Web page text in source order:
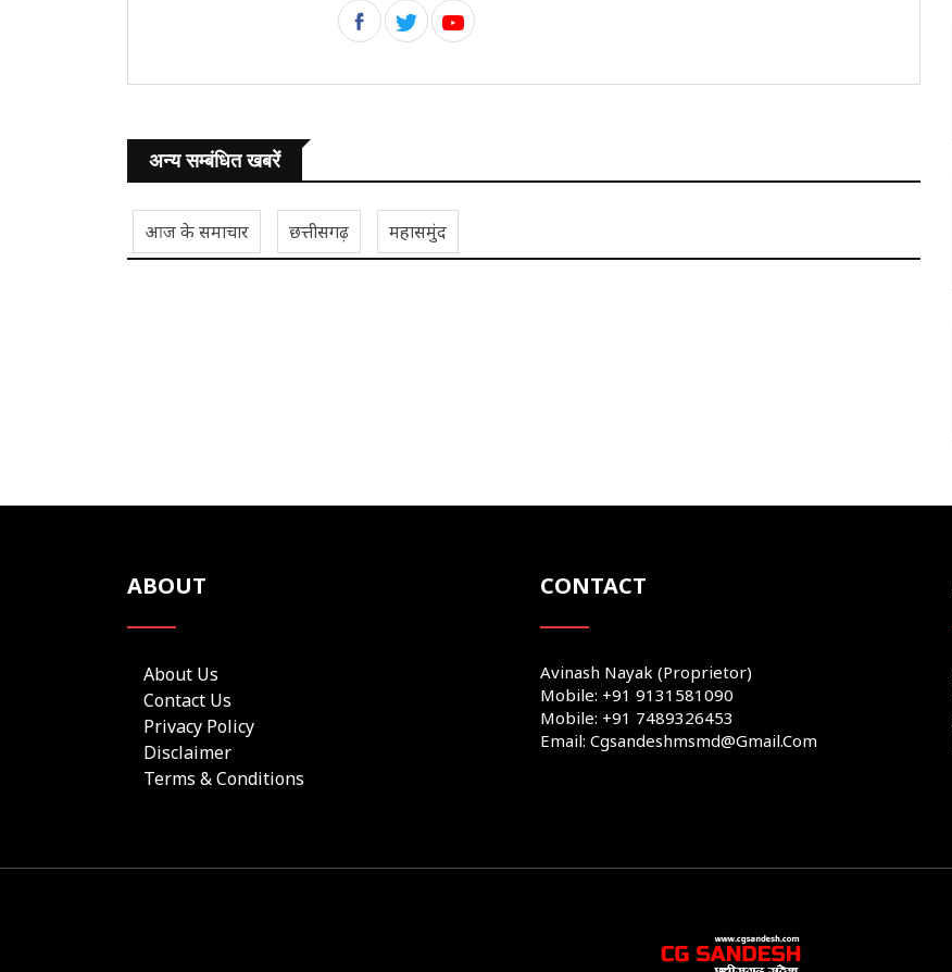
अन्य सम्बंधित खबरें
आज के समाचार छत्तीसगढ़ महासमुंद
ABOUT
About Us
Contact Us
Privacy Policy
Disclaimer
Terms & Conditions
CONTACT
Avinash Nayak (Proprietor)
Mobile: +91 9131581090
Mobile: +91 7489326453
Email: Cgsandeshmsmd@gmail.com